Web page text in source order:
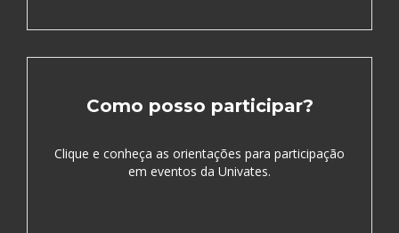
Como posso participar?
Clique e conheça as orientações para participação
em eventos da Univates.